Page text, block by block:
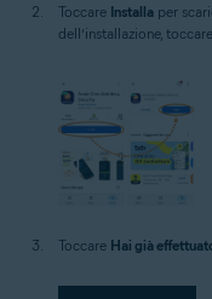
Toccare Installa per
dell’installazione, toccare
Toccare Hai già